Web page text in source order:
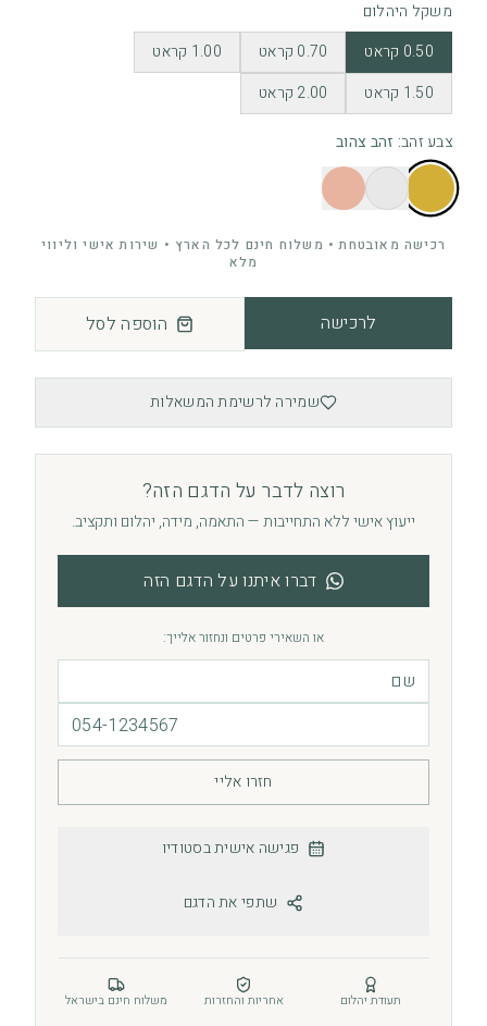
משקל היהלום
0.50 קראט
0.70 קראט
1.00 קראט
1.50 קראט
2.00 קראט
צבע זהב: זהב צהוב
רכישה מאובטחת • משלוח חינם לכל הארץ • שירות אישי וליווי
מלא
לרכישה הוספה לסל
שמירה לרשימת המשאלות
רוצה לדבר על הדגם הזה?
ייעוץ אישי ללא התחייבות — התאמה, מידה, יהלום ותקציב.
דברו איתנו על הדגם הזה
או השאירי פרטים ונחזור אלייך:
חזרו אליי
פגישה אישית בסטודיו
שתפי את הדגם
תעודת יהלום אחריות והחזרות
משלוח חינם בישראל